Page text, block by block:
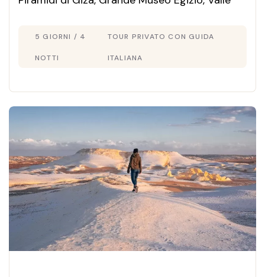
italiano a prezzi speciali 2026.
5 GIORNI / 4
NOTTI
TOUR PRIVATO CON GUIDA
ITALIANA